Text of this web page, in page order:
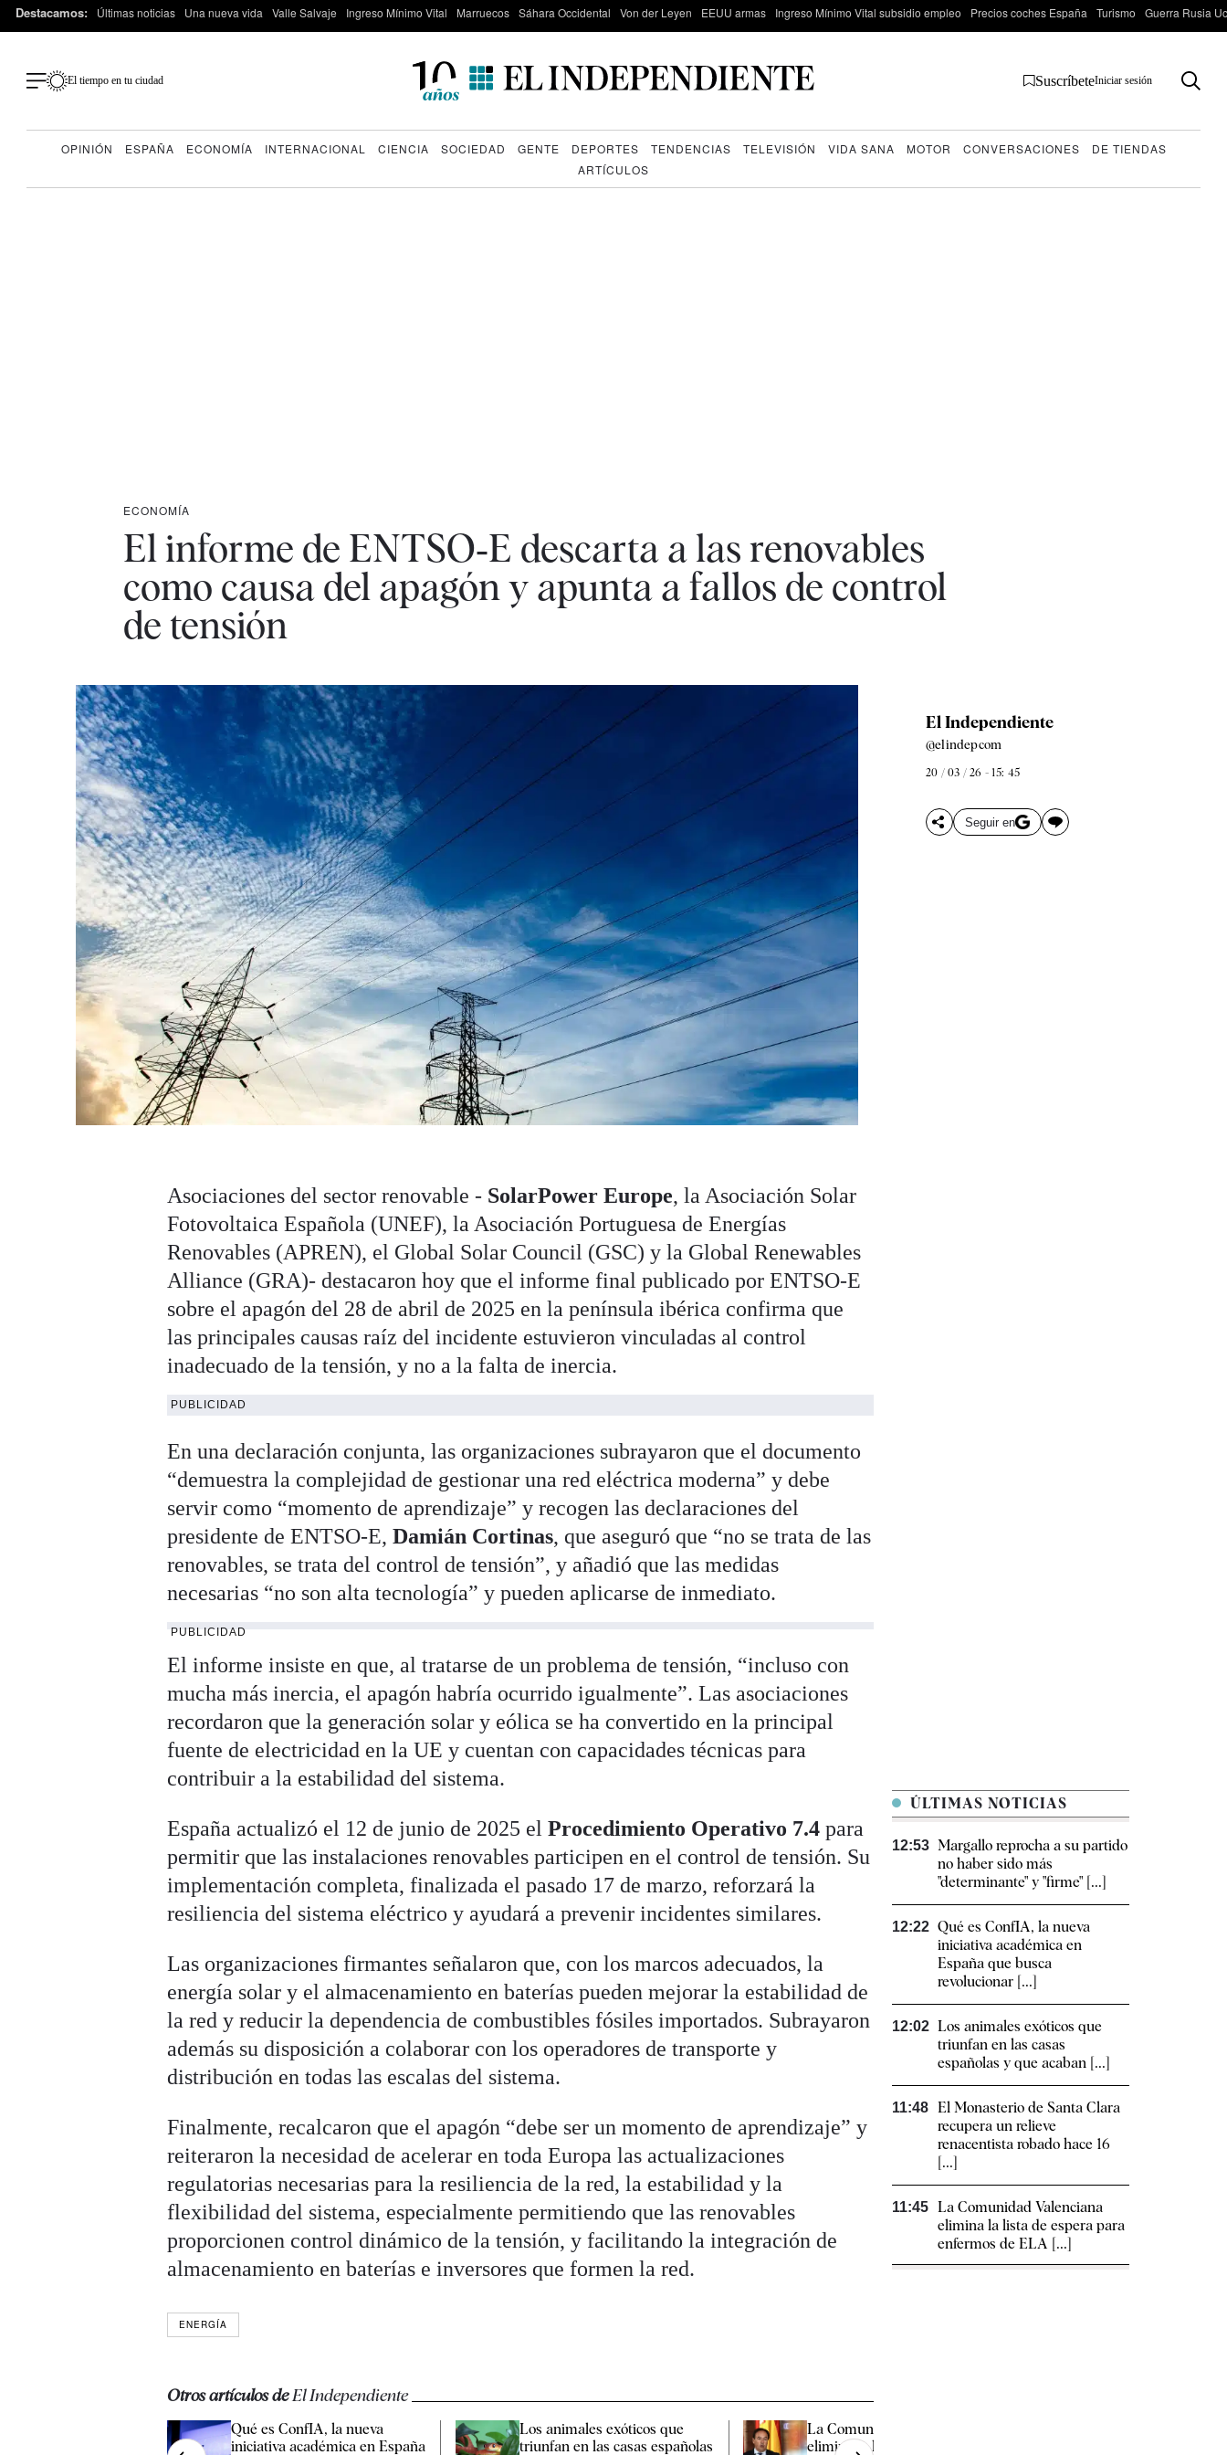
Destacamos: Últimas noticias Una nueva vida Valle Salvaje Ingreso Mínimo Vital Marruecos Sáhara Occidental Von der Leyen EEUU armas Ingreso Mínimo Vital subsidio empleo Precios coches España Turismo Guerra Rusia
El tiempo en tu ciudad SuscríbeteIniciar sesión
OPINIÓN ESPAÑA ECONOMÍA INTERNACIONAL CIENCIA SOCIEDAD GENTE DEPORTES TENDENCIAS TELEVISIÓN VIDA SANA MOTOR CONVERSACIONES
DE TIENDAS
ARTÍCULOS
ECONOMÍA
El informe de ENTSO‑E descarta a las renovables
como causa del apagón y apunta a fallos de control
de tensión
El Independiente
@elindepcom
20 / 03 / 26 - 15: 45
Seguir en
Asociaciones del sector renovable - SolarPower Europe, la Asociación Solar
Fotovoltaica Española (UNEF), la Asociación Portuguesa de Energías
Renovables (APREN), el Global Solar Council (GSC) y la Global Renewables
Alliance (GRA)- destacaron hoy que el informe final publicado por ENTSO‑E
sobre el apagón del 28 de abril de 2025 en la península ibérica confirma que
las principales causas raíz del incidente estuvieron vinculadas al control
inadecuado de la tensión, y no a la falta de inercia.
PUBLICIDAD
En una declaración conjunta, las organizaciones subrayaron que el documento
“demuestra la complejidad de gestionar una red eléctrica moderna” y debe
servir como “momento de aprendizaje” y recogen las declaraciones del
presidente de ENTSO‑E,Damián Cortinas, que aseguró que “no se trata de las
renovables, se trata del control de tensión”, y añadió que las medidas
necesarias “no son alta tecnología” y pueden aplicarse de inmediato.
PUBLICIDAD
El informe insiste en que, al tratarse de un problema de tensión, “incluso con
mucha más inercia, el apagón habría ocurrido igualmente”. Las asociaciones
recordaron que la generación solar y eólica se ha convertido en la principal
fuente de electricidad en la UE y cuentan con capacidades técnicas para
contribuir a la estabilidad del sistema.
España actualizó el 12 de junio de 2025 elProcedimiento Operativo 7.4 para
permitir que las instalaciones renovables participen en el control de tensión. Su
implementación completa, finalizada el pasado 17 de marzo, reforzará la
resiliencia del sistema eléctrico y ayudará a prevenir incidentes similares.
Las organizaciones firmantes señalaron que, con los marcos adecuados, la
energía solar y el almacenamiento en baterías pueden mejorar la estabilidad de
la red y reducir la dependencia de combustibles fósiles importados. Subrayaron
además su disposición a colaborar con los operadores de transporte y
distribución en todas las escalas del sistema.
Finalmente, recalcaron que el apagón “debe ser un momento de aprendizaje” y
reiteraron la necesidad de acelerar en toda Europa las actualizaciones
regulatorias necesarias para la resiliencia de la red, la estabilidad y la
flexibilidad del sistema, especialmente permitiendo que las renovables
proporcionen control dinámico de la tensión, y facilitando la integración de
almacenamiento en baterías e inversores que formen la red.
ENERGÍA
Otros artículos deEl Independiente
Qué es ConfIA, la nueva
iniciativa académica en España
Los animales exóticos que
triunfan en las casas españolas
La Comunidad Valenciana
elimina la lista de espera para
ÚLTIMAS NOTICIAS
12:53 Margallo reprocha a su partido
no haber sido más
"determinante" y "firme" [...]
12:22 Qué es ConfIA, la nueva
iniciativa académica en
España que busca
revolucionar [...]
12:02 Los animales exóticos que
triunfan en las casas
españolas y que acaban [...]
11:48 El Monasterio de Santa Clara
recupera un relieve
renacentista robado hace 16
[...]
11:45 La Comunidad Valenciana
elimina la lista de espera para
enfermos de ELA [...]